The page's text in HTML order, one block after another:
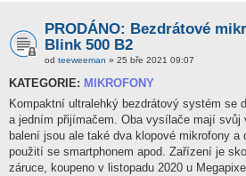
PRODÁNO: Bezdrátové
Blink 500 B2
od teeweeman » 25 bře 2021 09:07
KATEGORIE: MIKROFONY
Kompaktní ultralehký bezdrátový systém se
a jedním přijímačem. Oba vysílače mají svůj
balení jsou ale také dva klopové mikrofony a
použití se smartphonem apod. Zařízení je
záruce, koupeno v listopadu 2020 u